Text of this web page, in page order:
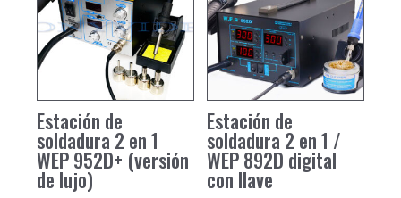
Estación de
soldadura 2 en 1
WEP 952D+ (versión
de lujo)
Estación de
soldadura 2 en 1 /
WEP 892D digital
con llave